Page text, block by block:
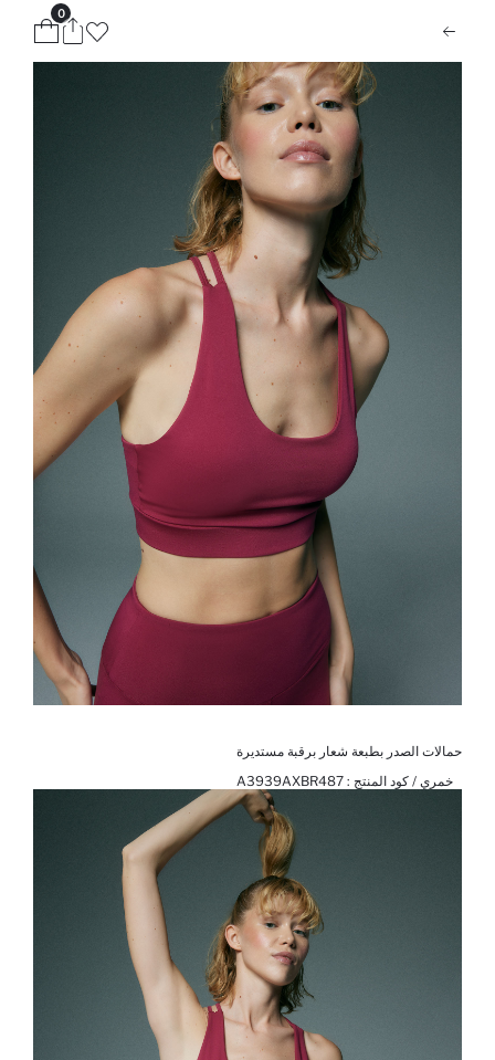
0
حمالات الصدر بطبعة شعار برقبة مستديرة
خمري / كود المنتج : A3939AXBR487